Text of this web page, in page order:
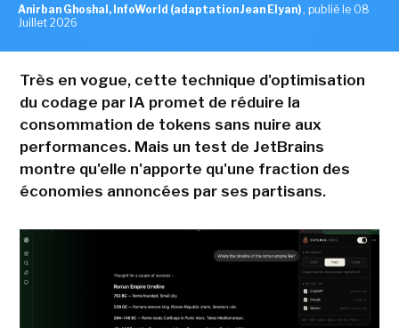
Anirban Ghoshal, InfoWorld (adaptation Jean Elyan) , publié le 08
Juillet 2026
Très en vogue, cette technique d'optimisation
du codage par IA promet de réduire la
consommation de tokens sans nuire aux
performances. Mais un test de JetBrains
montre qu'elle n'apporte qu'une fraction des
économies annoncées par ses partisans.